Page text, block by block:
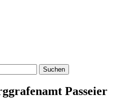
Passeier